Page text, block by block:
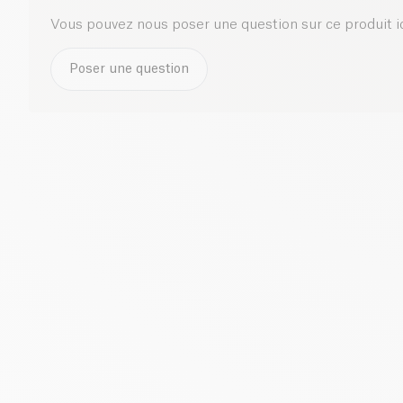
Vous pouvez nous poser une question sur ce produit
Poser une question